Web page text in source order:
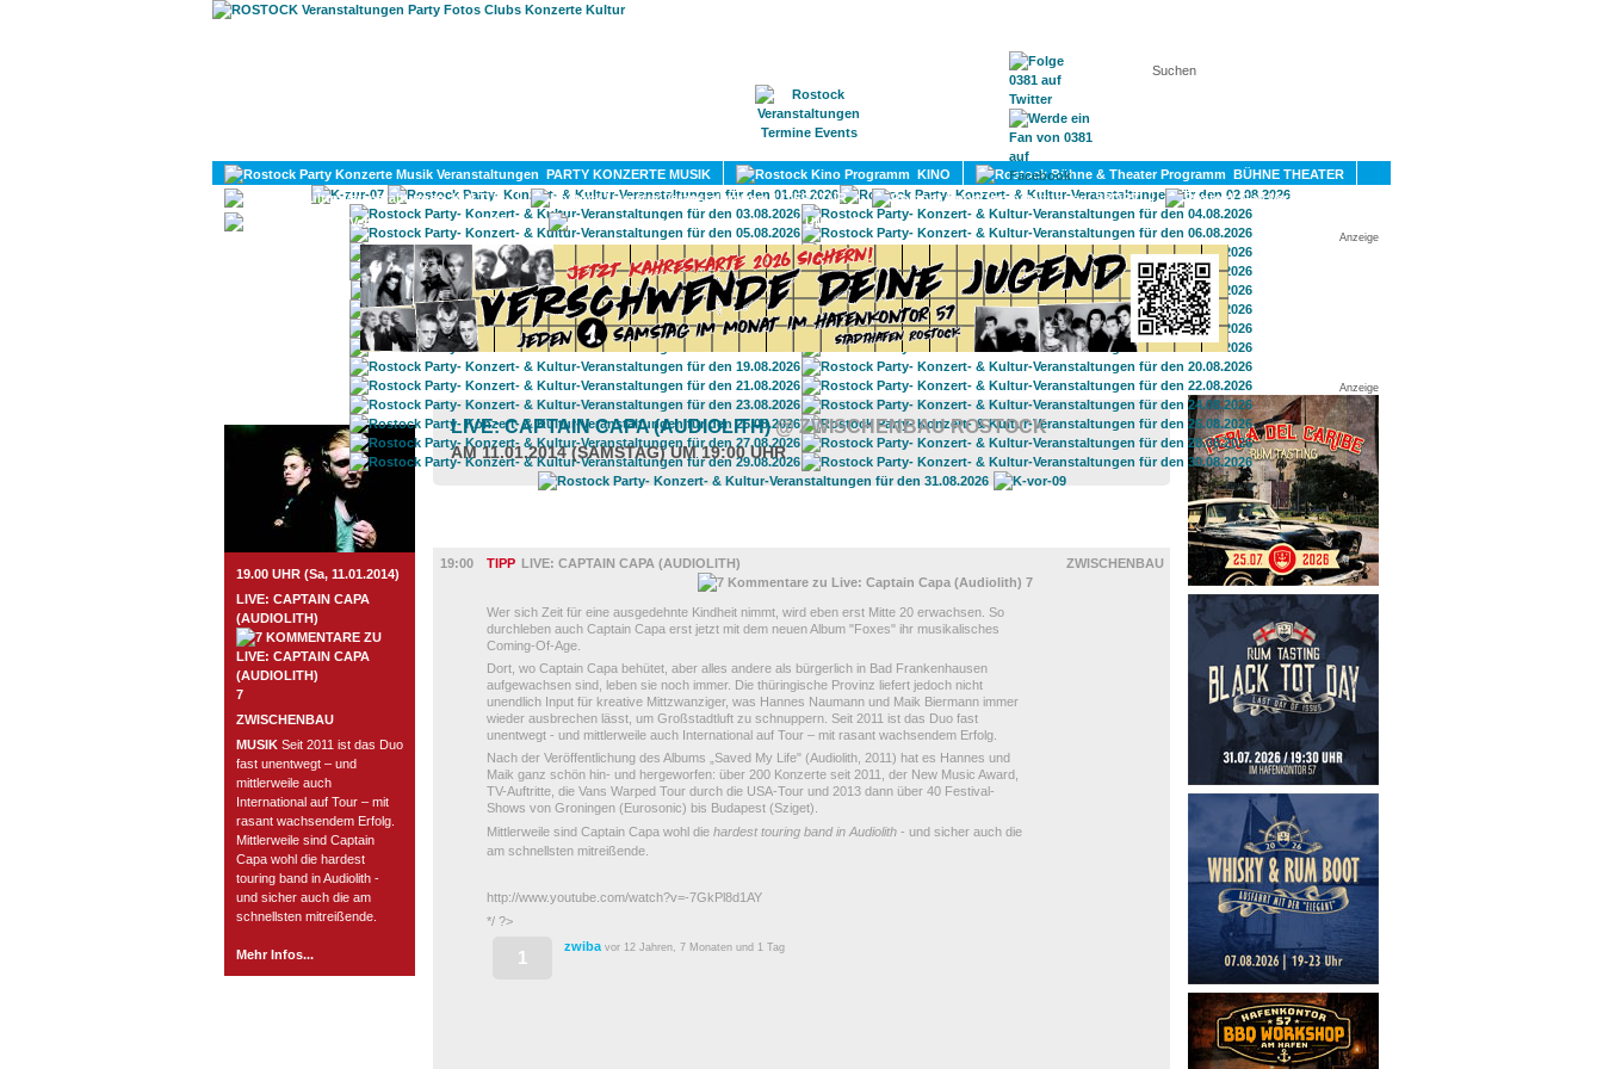
KONTAKT
PARTY KONZERTE MUSIK KINO
BÜHNE THEATER
KULTUR
LITERATUR SPORT
DIVERSES
UMLAND
Anzeige
ROSTOCK TAGESTIPP
19.00 UHR (Sa, 11.01.2014)
LIVE: CAPTAIN CAPA
(AUDIOLITH)
7
ZWISCHENBAU
MUSIK Seit 2011 ist das Duo
fast unentwegt – und
mittlerweile auch
International auf Tour – mit
rasant wachsendem Erfolg.
Mittlerweile sind Captain
Capa wohl die hardest
touring band in Audiolith -
und sicher auch die am
schnellsten mitreißende.
Mehr Infos...
Anzeige
LIVE: CAPTAIN CAPA (AUDIOLITH)@ ZWISCHENBAU ROSTOCK
AM 11.01.2014 (SAMSTAG) UM 19:00 UHR
19:00
TIPP LIVE: CAPTAIN CAPA (AUDIOLITH)
7
ZWISCHENBAU
Wer sich Zeit für eine ausgedehnte Kindheit nimmt, wird eben erst Mitte 20 erwachsen. So
durchleben auch Captain Capa erst jetzt mit dem neuen Album "Foxes" ihr musikalisches
Coming-Of-Age.
Dort, wo Captain Capa behütet, aber alles andere als bürgerlich in Bad Frankenhausen
aufgewachsen sind, leben sie noch immer. Die thüringische Provinz liefert jedoch nicht
unendlich Input für kreative Mittzwanziger, was Hannes Naumann und Maik Biermann immer
wieder ausbrechen lässt, um Großstadtluft zu schnuppern. Seit 2011 ist das Duo fast
unentwegt - und mittlerweile auch International auf Tour – mit rasant wachsendem Erfolg.
Nach der Veröffentlichung des Albums „Saved My Life" (Audiolith, 2011) hat es Hannes und
Maik ganz schön hin- und hergeworfen: über 200 Konzerte seit 2011, der New Music Award,
TV-Auftritte, die Vans Warped Tour durch die USA-Tour und 2013 dann über 40 Festival-
Shows von Groningen (Eurosonic) bis Budapest (Sziget).
Mittlerweile sind Captain Capa wohl die hardest touring band in Audiolith - und sicher auch die
am schnellsten mitreißende.
http://www.youtube.com/watch?v=-7GkPl8d1AY
*/ ?>
1
zwiba vor 12 Jahren, 7 Monaten und 1 Tag